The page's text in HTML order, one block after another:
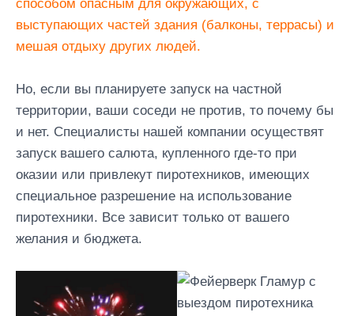
способом опасным для окружающих, с
выступающих частей здания (балконы, террасы) и
мешая отдыху других людей.
Но, если вы планируете запуск на частной
территории, ваши соседи не против, то почему бы
и нет. Специалисты нашей компании осуществят
запуск вашего салюта, купленного где-то при
оказии или привлекут пиротехников, имеющих
специальное разрешение на использование
пиротехники. Все зависит только от вашего
желания и бюджета.